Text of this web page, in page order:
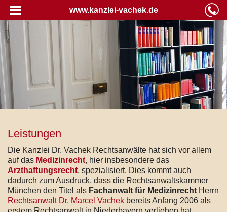
www.kanzlei-vachek.de
Leistungen
Die Kanzlei Dr. Vachek Rechtsanwälte hat sich vor allem
auf das Medizinrecht, hier insbesondere das
Arzthaftungsrecht, spezialisiert. Dies kommt auch
dadurch zum Ausdruck, dass die Rechtsanwaltskammer
München den Titel als Fachanwalt für Medizinrecht Herrn
Rechtsanwalt Dr. Marcel Vachek bereits Anfang 2006 als